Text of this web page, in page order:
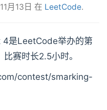
月13日 在 LeetCode.
是LeetCode举办的第
赛时长2.5小时。
contest/smarking-